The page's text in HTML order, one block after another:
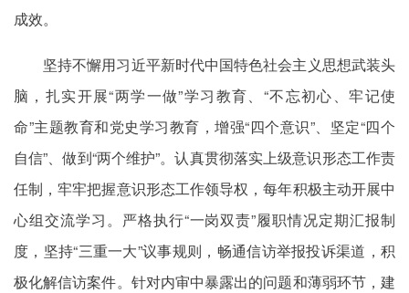
成效。
坚持不懈用习近平新时代中国特色社会主义思想武装头
脑，扎实开展“两学一做”学习教育、“不忘初心、牢记使
命”主题教育和党史学习教育，增强“四个意识”、坚定“四个
自信”、做到“两个维护”。认真贯彻落实上级意识形态工作责
任制，牢牢把握意识形态工作领导权，每年积极主动开展中
心组交流学习。严格执行“一岗双责”履职情况定期汇报制
度，坚持“三重一大”议事规则，畅通信访举报投诉渠道，积
极化解信访案件。针对内审中暴露出的问题和薄弱环节，建